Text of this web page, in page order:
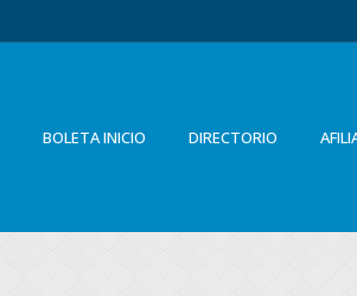
BOLETA INICIO DIRECTORIO